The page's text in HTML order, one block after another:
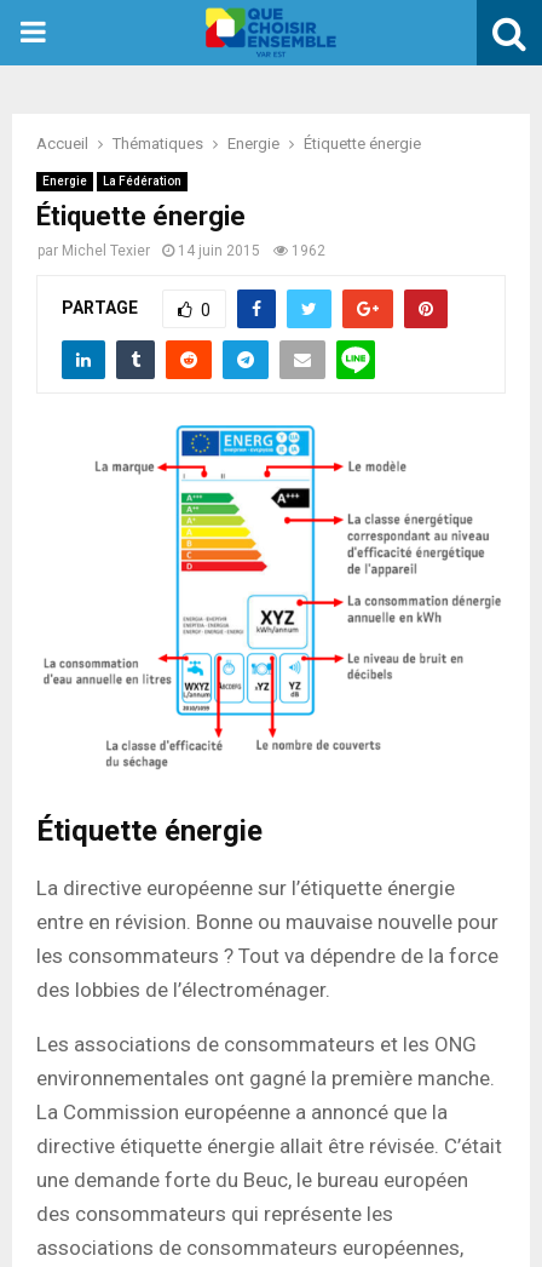
PRIMARY
Accueil Thématiques Energie Étiquette énergie
Energie La Fédération
Étiquette énergie
par Michel Texier 14 juin 2015 1962
PARTAGE 0
Étiquette énergie
La directive européenne sur l’étiquette énergie
entre en révision. Bonne ou mauvaise nouvelle pour
les consommateurs ? Tout va dépendre de la force
des lobbies de l’électroménager.
Les associations de consommateurs et les ONG
environnementales ont gagné la première manche.
La Commission européenne a annoncé que la
directive étiquette énergie allait être révisée. C’était
une demande forte du Beuc, le bureau européen
des consommateurs qui représente les
associations de consommateurs européennes,